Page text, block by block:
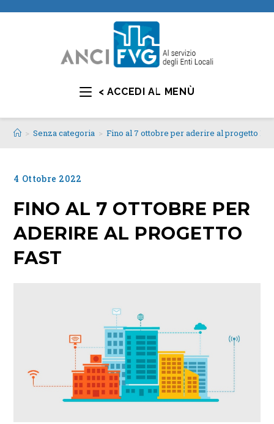
< ACCEDI AL MENÙ
> Senza categoria > Fino al 7 ottobre per aderire al progetto
4 Ottobre 2022
FINO AL 7 OTTOBRE PER
ADERIRE AL PROGETTO
FAST